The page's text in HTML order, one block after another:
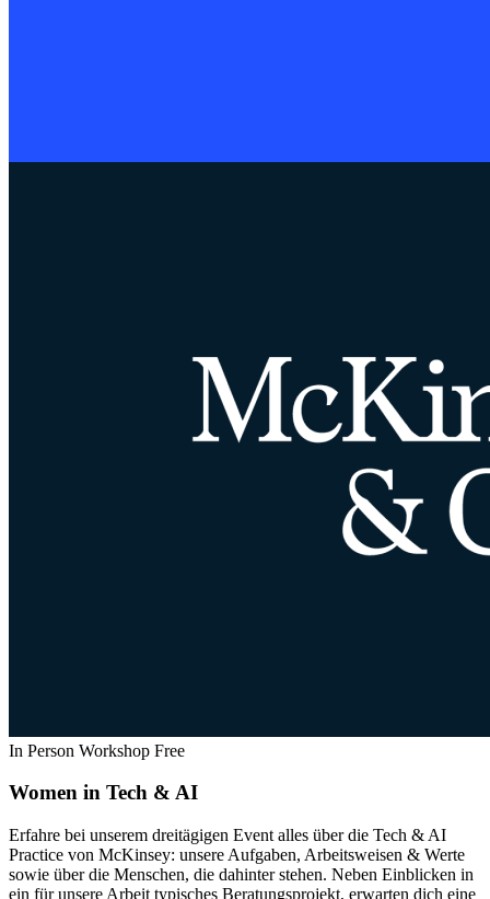
In Person Workshop Free
Women in Tech & AI
Erfahre bei unserem dreitägigen Event alles über die Tech & AI
Practice von McKinsey: unsere Aufgaben, Arbeitsweisen & Werte
sowie über die Menschen, die dahinter stehen. Neben Einblicken in
ein für unsere Arbeit typisches Beratungsprojekt, erwarten dich eine